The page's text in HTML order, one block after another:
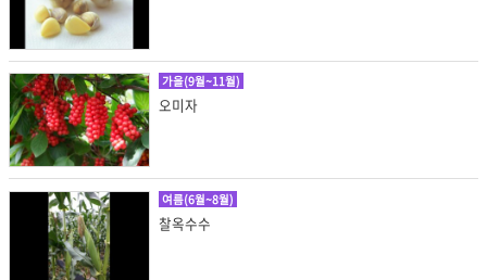
가을(9월~11월)
오미자
여름(6월~8월)
찰옥수수